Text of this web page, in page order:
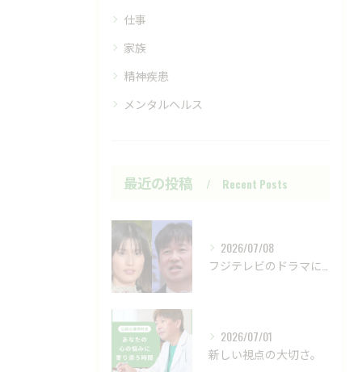
仕事
家族
精神疾患
メンタルヘルス
最近の投稿 Recent Posts
2026/07/08
2026/07/01
新しい視点の大切さ。